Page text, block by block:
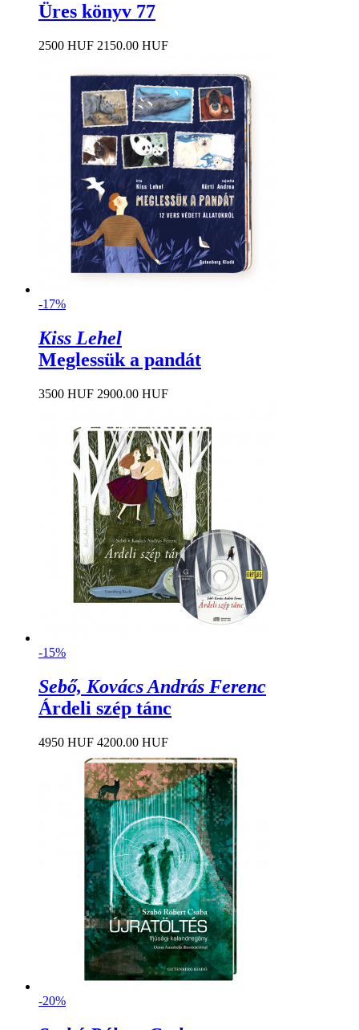
Üres könyv 77
2500 HUF 2150.00 HUF
-17%
Kiss Lehel
Meglessük a pandát
3500 HUF 2900.00 HUF
-15%
Sebő, Kovács András Ferenc
Árdeli szép tánc
4950 HUF 4200.00 HUF
-20%